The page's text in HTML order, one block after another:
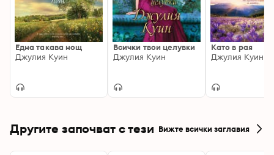
Възможно ли е да се зароди нова и истинска любов
там, където досега е властвала скръбта?
Достижимо ли е щастието и на каква цена?
Една такава нощ
Джулия Куин
Всички твои целувки
Джулия Куин
Като в рая
Джулия Куин
Другите започват с тези Вижте всички заглавия